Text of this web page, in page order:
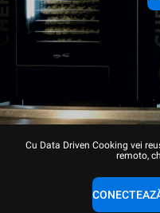
Cu Data Driven Cooking vei
remoto,